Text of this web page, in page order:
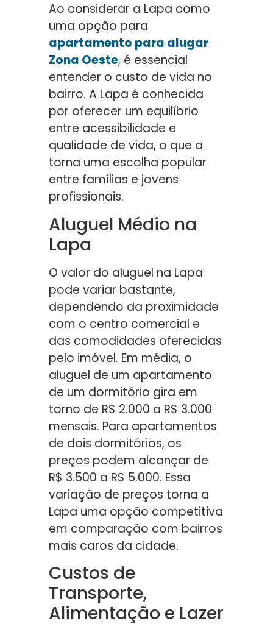
Ao considerar a Lapa como
uma opção para
apartamento para alugar
Zona Oeste, é essencial
entender o custo de vida no
bairro. A Lapa é conhecida
por oferecer um equilíbrio
entre acessibilidade e
qualidade de vida, o que a
torna uma escolha popular
entre famílias e jovens
profissionais.
Aluguel Médio na
Lapa
O valor do aluguel na Lapa
pode variar bastante,
dependendo da proximidade
com o centro comercial e
das comodidades oferecidas
pelo imóvel. Em média, o
aluguel de um apartamento
de um dormitório gira em
torno de R$ 2.000 a R$ 3.000
mensais. Para apartamentos
de dois dormitórios, os
preços podem alcançar de
R$ 3.500 a R$ 5.000. Essa
variação de preços torna a
Lapa uma opção competitiva
em comparação com bairros
mais caros da cidade.
Custos de
Transporte,
Alimentação e Lazer